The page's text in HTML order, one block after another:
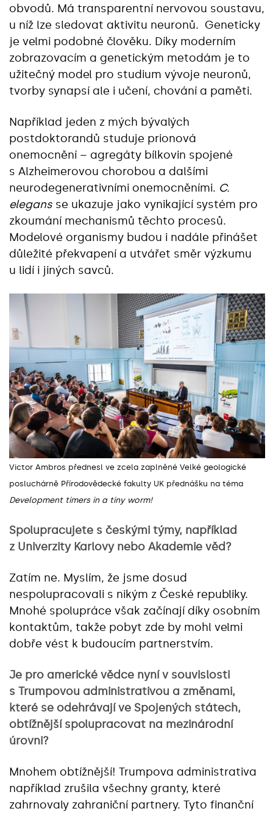
obvodů. Má transparentní nervovou soustavu,
u níž lze sledovat aktivitu neuronů. Geneticky
je velmi podobné člověku. Díky moderním
zobrazovacím a genetickým metodám je to
užitečný model pro studium vývoje neuronů,
tvorby synapsí ale i učení, chování a paměti.
Například jeden z mých bývalých
postdoktorandů studuje prionová
onemocnění – agregáty bílkovin spojené
s Alzheimerovou chorobou a dalšími
neurodegenerativními onemocněními. C.
elegans se ukazuje jako vynikající systém pro
zkoumání mechanismů těchto procesů.
Modelové organismy budou i nadále přinášet
důležité překvapení a utvářet směr výzkumu
u lidí i jiných savců.
Victor Ambros přednesl ve zcela zaplněné Velké geologické
posluchárně Přírodovědecké fakulty UK přednášku na téma
Development timers in a tiny worm!
Spolupracujete s českými týmy, například
z Univerzity Karlovy nebo Akademie věd?
Zatím ne. Myslím, že jsme dosud
nespolupracovali s nikým z České republiky.
Mnohé spolupráce však začínají díky osobním
kontaktům, takže pobyt zde by mohl velmi
dobře vést k budoucím partnerstvím.
Je pro americké vědce nyní v souvislosti
s Trumpovou administrativou a změnami,
které se odehrávají ve Spojených státech,
obtížnější spolupracovat na mezinárodní
úrovni?
Mnohem obtížnější! Trumpova administrativa
například zrušila všechny granty, které
zahrnovaly zahraniční partnery. Tyto finanční